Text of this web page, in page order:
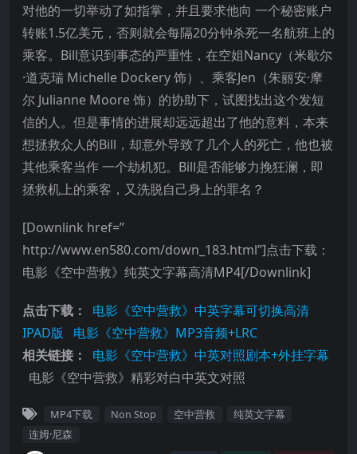
对他的一切举动了如指掌，并且要求他向 一个秘密账户
转账1.5亿美元，否则就会每隔20分钟杀死一名航班上的
乘客。Bill意识到事态的严重性，在空姐Nancy（米歇尔
·道克瑞 Michelle Dockery 饰）、乘客Jen（朱丽安·摩
尔 Julianne Moore 饰）的协助下，试图找出这个发短
信的人。但是事情的进展却远远超出了他的意料，本来
想拯救众人的Bill，却意外导致了几个人的死亡，他也被
其他乘客当作 一个劫机犯。Bill是否能够力挽狂澜，即
拯救机上的乘客，又洗脱自己身上的罪名？
[Downlink href=”
http://www.en580.com/down_183.html”]点击下载：
电影《空中营救》纯英文字幕高清MP4[/Downlink]
点击下载：
电影《空中营救》中英字幕可切换高清
IPAD版
电影《空中营救》MP3音频+LRC
相关链接：
电影《空中营救》中英对照剧本+外挂字幕
电影《空中营救》精彩对白中英文对照
MP4下载 Non Stop 空中营救
纯英文字幕
连姆·尼森